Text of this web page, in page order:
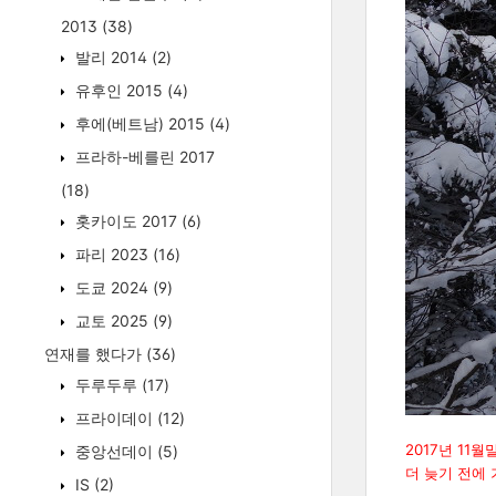
2013 (38)
발리 2014 (2)
유후인 2015 (4)
후에(베트남) 2015 (4)
프라하-베를린 2017
(18)
홋카이도 2017 (6)
파리 2023 (16)
도쿄 2024 (9)
교토 2025 (9)
연재를 했다가 (36)
두루두루 (17)
프라이데이 (12)
중앙선데이 (5)
IS (2)
2017년 11월
더 늦기 전에